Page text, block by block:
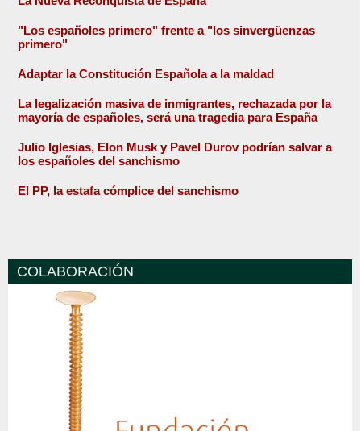
"Los españoles primero" frente a "los sinvergüenzas
primero"
Adaptar la Constitución Española a la maldad
La legalización masiva de inmigrantes, rechazada por la
mayoría de españoles, será una tragedia para España
Julio Iglesias, Elon Musk y Pavel Durov podrían salvar a
los españoles del sanchismo
El PP, la estafa cómplice del sanchismo
COLABORACIÓN